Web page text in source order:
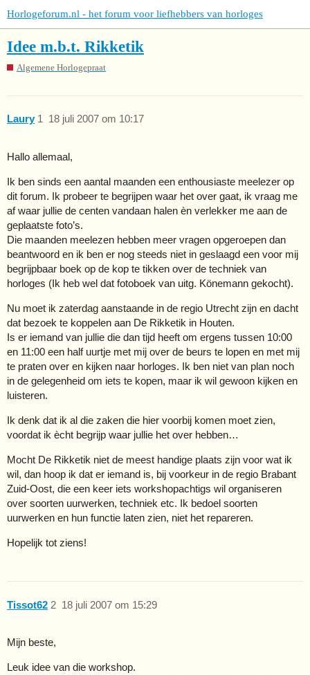
Horlogeforum.nl - het forum voor liefhebbers van horloges
Idee m.b.t. Rikketik
Algemene Horlogepraat
Laury 18 juli 2007 om 10:17
1
Hallo allemaal,
Ik ben sinds een aantal maanden een enthousiaste meelezer op
dit forum. Ik probeer te begrijpen waar het over gaat, ik vraag me
af waar jullie de centen vandaan halen èn verlekker me aan de
geplaatste foto’s.
Die maanden meelezen hebben meer vragen opgeroepen dan
beantwoord en ik ben er nog steeds niet in geslaagd een voor mij
begrijpbaar boek op de kop te tikken over de techniek van
horloges (Ik heb wel dat fotoboek van uitg. Könemann gekocht).
Nu moet ik zaterdag aanstaande in de regio Utrecht zijn en dacht
dat bezoek te koppelen aan De Rikketik in Houten.
Is er iemand van jullie die dan tijd heeft om ergens tussen 10:00
en 11:00 een half uurtje met mij over de beurs te lopen en met mij
te praten over en kijken naar horloges. Ik ben niet van plan noch
in de gelegenheid om iets te kopen, maar ik wil gewoon kijken en
luisteren.
Ik denk dat ik al die zaken die hier voorbij komen moet zien,
voordat ik ècht begrijp waar jullie het over hebben…
Mocht De Rikketik niet de meest handige plaats zijn voor wat ik
wil, dan hoop ik dat er iemand is, bij voorkeur in de regio Brabant
Zuid-Oost, die een keer iets workshopachtigs wil organiseren
over soorten uurwerken, techniek etc. Ik bedoel soorten
uurwerken en hun functie laten zien, niet het repareren.
Hopelijk tot ziens!
Tissot62 18 juli 2007 om 15:29
2
Mijn beste,
Leuk idee van die workshop.